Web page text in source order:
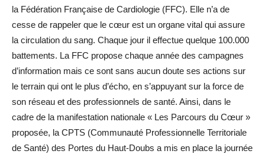
la Fédération Française de Cardiologie (FFC). Elle n’a de
cesse de rappeler que le cœur est un organe vital qui assure
la circulation du sang. Chaque jour il effectue quelque 100.000
battements. La FFC propose chaque année des campagnes
d’information mais ce sont sans aucun doute ses actions sur
le terrain qui ont le plus d’écho, en s’appuyant sur la force de
son réseau et des professionnels de santé. Ainsi, dans le
cadre de la manifestation nationale « Les Parcours du Cœur »
proposée, la CPTS (Communauté Professionnelle Territoriale
de Santé) des Portes du Haut-Doubs a mis en place la journée